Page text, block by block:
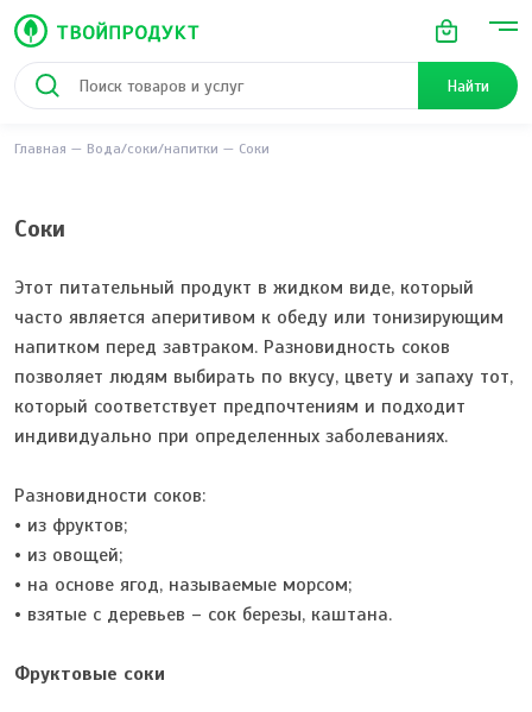
Найти
Главная Вода/соки/напитки Соки
Соки
Этот питательный продукт в жидком виде, который
часто является аперитивом к обеду или тонизирующим
напитком перед завтраком. Разновидность соков
позволяет людям выбирать по вкусу, цвету и запаху тот,
который соответствует предпочтениям и подходит
индивидуально при определенных заболеваниях.
Разновидности соков:
• из фруктов;
• из овощей;
• на основе ягод, называемые морсом;
• взятые с деревьев – сок березы, каштана.
Фруктовые соки